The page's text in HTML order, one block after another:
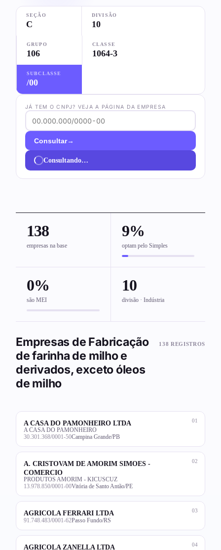
SEÇÃO
C
DIVISÃO
10
GRUPO
106
CLASSE
1064-3
SUBCLASSE
/00
JÁ TEM O CNPJ? VEJA A PÁGINA DA EMPRESA
Consultar→
Consultando…
138
empresas na base
9%
optam pelo Simples
0%
são MEI
10
divisão · Indústria
Empresas de Fabricação
de farinha de milho e
derivados, exceto óleos
de milho
138 REGISTROS
01
A CASA DO PAMONHEIRO LTDA
A CASA DO PAMONHEIRO
30.301.368/0001-50Campina Grande/PB
02
A. CRISTOVAM DE AMORIM SIMOES -
COMERCIO
PRODUTOS AMORIM - KICUSCUZ
13.978.850/0001-00Vitória de Santo Antão/PE
03
AGRICOLA FERRARI LTDA
91.748.483/0001-62Passo Fundo/RS
04
AGRICOLA ZANELLA LTDA